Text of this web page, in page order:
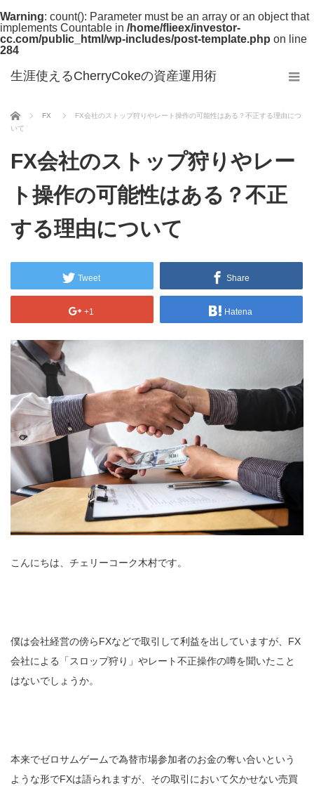
Warning: count(): Parameter must be an array or an object that
implements Countable in /home/flieex/investor-
cc.com/public_html/wp-includes/post-template.php on line
284
生涯使えるCherryCokeの資産運用術
ホーム FX
FX会社のストップ狩りやレート操作の可能性はある？不正する理由につ
いて
FX会社のストップ狩りやレー
ト操作の可能性はある？不正
する理由について
Tweet Share
+1 Hatena
こんにちは、チェリーコーク木村です。
僕は会社経営の傍らFXなどで取引して利益を出していますが、FX
会社による「スロップ狩り」やレート不正操作の噂を聞いたこと
はないでしょうか。
本来でゼロサムゲームで為替市場参加者のお金の奪い合いという
ような形でFXは語られますが、その取引において欠かせない売買